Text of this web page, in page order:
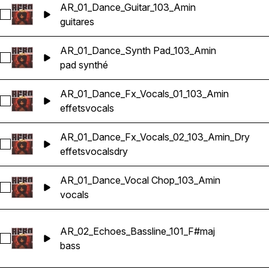
Sélectionnez AR_01_Dance_Guitar_103_Amin
AR_01_Dance_Guitar_103_Amin
guitares
Sélectionnez AR_01_Dance_Synth Pad_103_Amin
AR_01_Dance_Synth Pad_103_Amin
pad synthé
Sélectionnez AR_01_Dance_Fx_Vocals_01_103_Amin
AR_01_Dance_Fx_Vocals_01_103_Amin
effetsvocals
Sélectionnez AR_01_Dance_Fx_Vocals_02_103_Amin_Dry
AR_01_Dance_Fx_Vocals_02_103_Amin_Dry
effetsvocalsdry
Sélectionnez AR_01_Dance_Vocal Chop_103_Amin
AR_01_Dance_Vocal Chop_103_Amin
vocals
Sélectionnez AR_02_Echoes_Bassline_101_F#maj
AR_02_Echoes_Bassline_101_F#maj
bass